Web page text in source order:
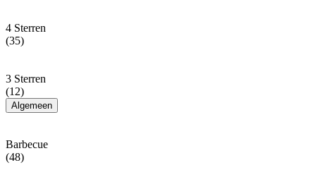
4 Sterren
(35)
3 Sterren
(12)
Algemeen
Barbecue
(48)